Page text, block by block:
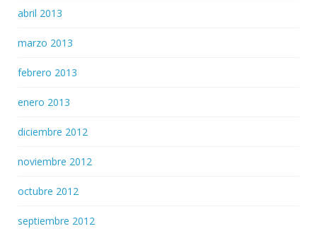
abril 2013
marzo 2013
febrero 2013
enero 2013
diciembre 2012
noviembre 2012
octubre 2012
septiembre 2012